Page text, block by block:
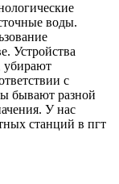
воды.
Устройства
убирают
с
бывают разной
У нас
станций в пгт